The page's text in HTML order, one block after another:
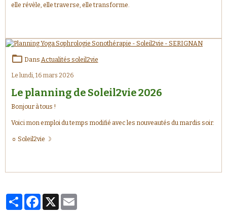
elle révèle, elle traverse, elle transforme.
Dans Actualités soleil2vie
Le lundi, 16 mars 2026
Le planning de Soleil2vie 2026
Bonjour à tous !
Voici mon emploi du temps modifié avec les nouveautés du mardis soir.
☼ Soleil2vie ☽
PartagerFacebook